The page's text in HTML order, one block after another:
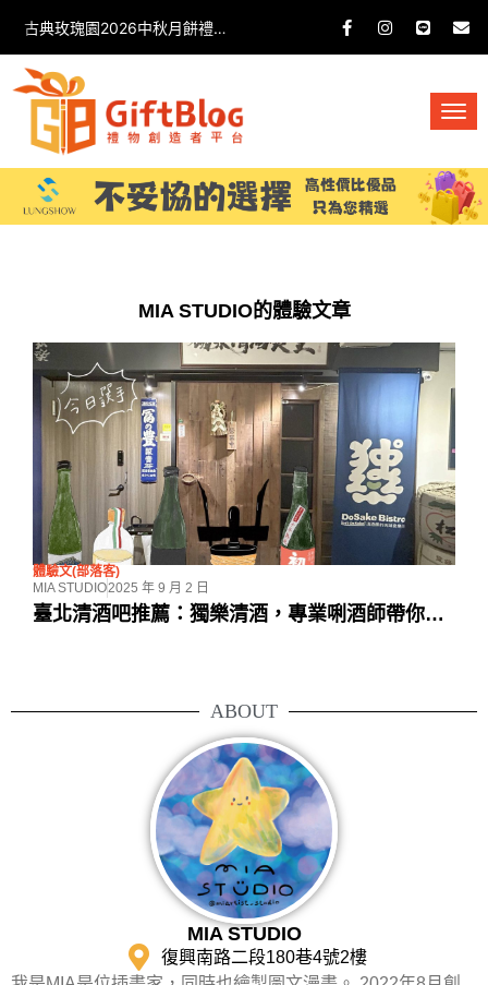
古典玫瑰園2026中秋月餅禮盒開箱分享 / 餐飲門市下午茶 體驗分享
MIA STUDIO的體驗文章
體驗文(部落客)
MIA STUDIO2025 年 9 月 2 日
臺北清酒吧推薦：獨樂清酒，專業唎酒師帶你探
ABOUT
MIA STUDIO
復興南路二段180巷4號2樓